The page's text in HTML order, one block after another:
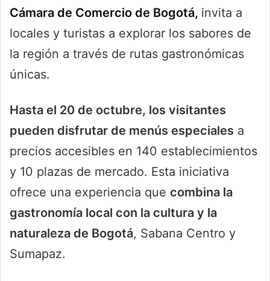
Cámara de Comercio de Bogotá, invita a
locales y turistas a explorar los sabores de
la región a través de rutas gastronómicas
únicas.
Hasta el 20 de octubre, los visitantes
pueden disfrutar de menús especiales a
precios accesibles en 140 establecimientos
y 10 plazas de mercado. Esta iniciativa
ofrece una experiencia que combina la
gastronomía local con la cultura y la
naturaleza de Bogotá, Sabana Centro y
Sumapaz.